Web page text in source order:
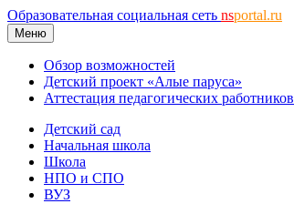
Образовательная социальная сеть nsportal.ru
Меню
Обзор возможностей
Детский проект «Алые паруса»
Аттестация педагогических работников
Детский сад
Начальная школа
Школа
НПО и СПО
ВУЗ